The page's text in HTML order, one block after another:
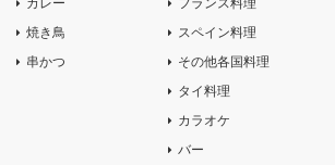
カレー
焼き鳥
串かつ
フランス料理
スペイン料理
その他各国料理
タイ料理
カラオケ
バー